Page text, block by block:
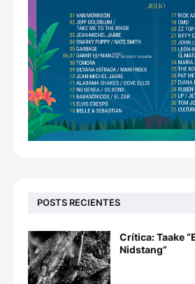
POSTS RECIENTES
Crítica: Taake
Nidstang”